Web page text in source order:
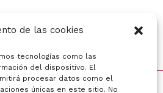
de las cookies
tecnologías como las
del dispositivo. El
procesar datos como el
únicas en este sitio. No